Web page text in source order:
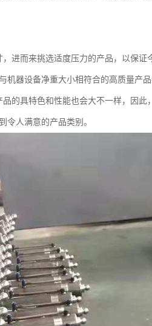
进而来挑选适度压力的产品，以保
器设备净重大小相符合的高质量产品
品的具特色和性能也会大不一样，因
令人满意的产品类别。